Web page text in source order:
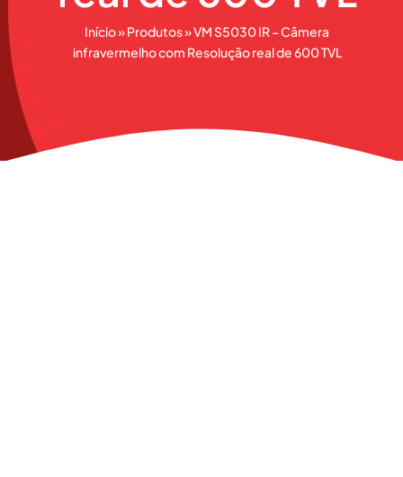
Início»Produtos»VM S5030 IR – Câmera
infravermelho com Resolução real de 600 TVL